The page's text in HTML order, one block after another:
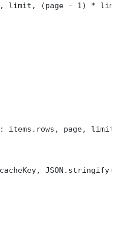
limit, (page - 1) *
items.rows, page,